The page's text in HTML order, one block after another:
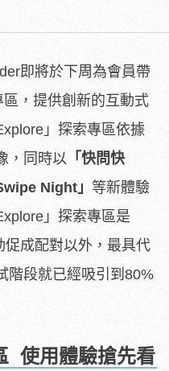
即將於下周為會員帶
區，提供創新的互動式
」探索專區依據
，同時以 「快問快
Night」 等新體驗
」探索專區是
成配對以外，最具代
階段就已經吸引到80%
使用體驗搶先看